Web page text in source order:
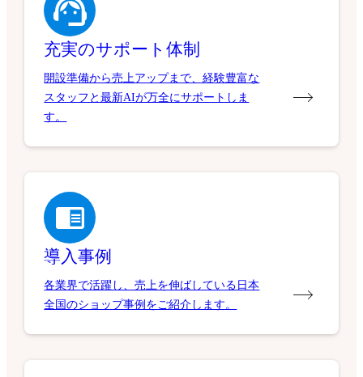
充実のサポート体制
開設準備から売上アップまで、経験豊富な
スタッフと最新AIが万全にサポートしま
す。
導入事例
各業界で活躍し、売上を伸ばしている日本
全国のショップ事例をご紹介します。